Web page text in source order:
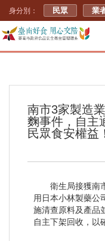
身分別： 民眾 業
南市3家製造
麴事件，自主
民眾食安權益！
衛生局接獲南
用日本小林製藥公
施清查原料及產品
自主下架回收，以